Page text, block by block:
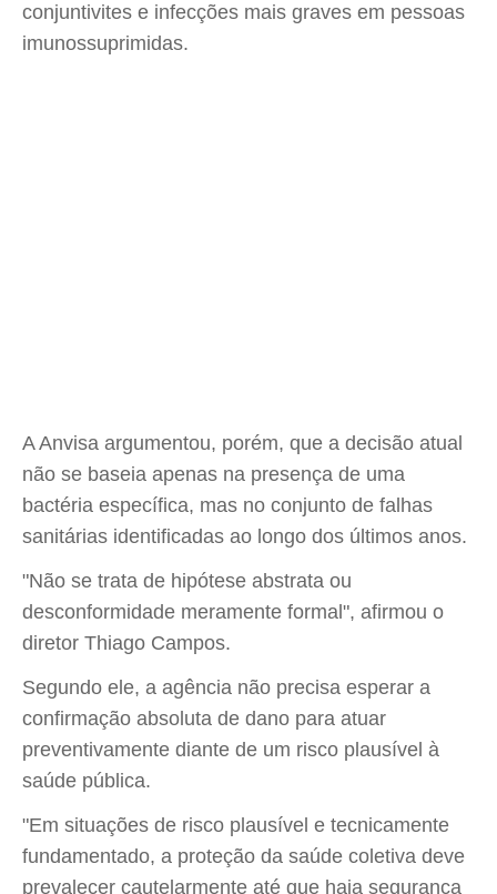
conjuntivites e infecções mais graves em pessoas
imunossuprimidas.
A Anvisa argumentou, porém, que a decisão atual
não se baseia apenas na presença de uma
bactéria específica, mas no conjunto de falhas
sanitárias identificadas ao longo dos últimos anos.
"Não se trata de hipótese abstrata ou
desconformidade meramente formal", afirmou o
diretor Thiago Campos.
Segundo ele, a agência não precisa esperar a
confirmação absoluta de dano para atuar
preventivamente diante de um risco plausível à
saúde pública.
"Em situações de risco plausível e tecnicamente
fundamentado, a proteção da saúde coletiva deve
prevalecer cautelarmente até que haja segurança